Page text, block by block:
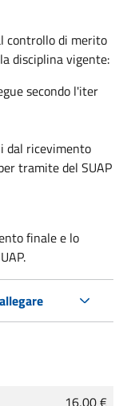
controllo di merito
disciplina vigente:
secondo l'iter
dal ricevimento
tramite del SUAP
finale e lo